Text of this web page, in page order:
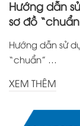
Hướng dẫn
sơ đồ
Hướng dẫn sử
“chuẩn” …
XEM THÊM